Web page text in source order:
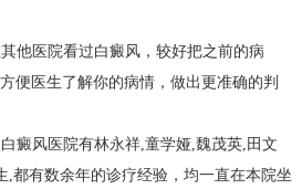
他医院看过白癜风，较好把之前的病
便医生了解你的病情，做出更准确的判
癜风医院有林永祥,童学娅,魏茂英,田文
,都有数余年的诊疗经验，均一直在本院坐